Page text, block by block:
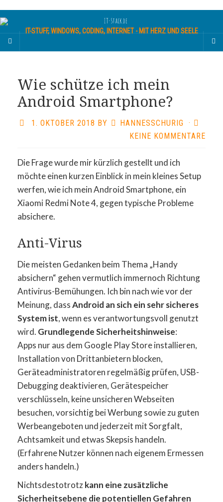
IT-STUFF, WINDOWS, CODING, INTERNET - MIT HERZ UND SEELE
Wie schütze ich mein
Android Smartphone?
1. OKTOBER 2018 BY HANNESSCHURIG ·
KEINE KOMMENTARE
Die Frage wurde mir kürzlich gestellt und ich
möchte einen kurzen Einblick in mein kleines Setup
werfen, wie ich mein Android Smartphone, ein
Xiaomi Redmi Note 4, gegen typische Probleme
absichere.
Anti-Virus
Die meisten Gedanken beim Thema „Handy
absichern“ gehen vermutlich immernoch Richtung
Antivirus-Bemühungen. Ich bin nach wie vor der
Meinung, dassAndroid an sich ein sehr sicheres
System ist, wenn es verantwortungsvoll genutzt
wird. Grundlegende Sicherheitshinweise:
Apps nur aus dem Google Play Store installieren,
Installation von Drittanbietern blocken,
Geräteadministratoren regelmäßig prüfen, USB-
Debugging deaktivieren, Gerätespeicher
verschlüsseln, keine unsicheren Webseiten
besuchen, vorsichtig bei Werbung sowie zu guten
Werbeangeboten und jederzeit mit Sorgfalt,
Achtsamkeit und etwas Skepsis handeln.
(Erfahrene Nutzer können nach eigenem Ermessen
anders handeln.)
Nichtsdestotrotzkann eine zusätzliche
Sicherheitsebene die potentiellen Gefahren